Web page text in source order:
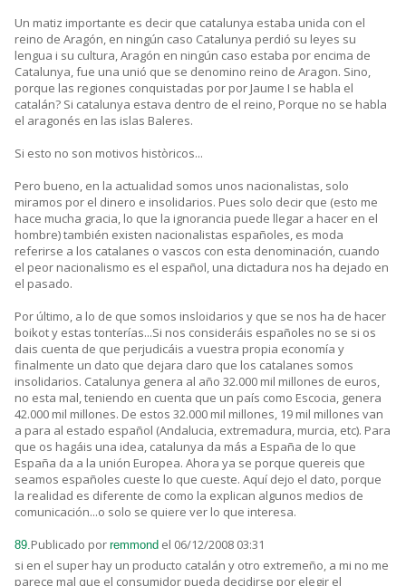
Un matiz importante es decir que catalunya estaba unida con el
reino de Aragón, en ningún caso Catalunya perdió su leyes su
lengua i su cultura, Aragón en ningún caso estaba por encima de
Catalunya, fue una unió que se denomino reino de Aragon. Sino,
porque las regiones conquistadas por por Jaume I se habla el
catalán? Si catalunya estava dentro de el reino, Porque no se habla
el aragonés en las islas Baleres.
Si esto no son motivos històricos...
Pero bueno, en la actualidad somos unos nacionalistas, solo
miramos por el dinero e insolidarios. Pues solo decir que (esto me
hace mucha gracia, lo que la ignorancia puede llegar a hacer en el
hombre) también existen nacionalistas españoles, es moda
referirse a los catalanes o vascos con esta denominación, cuando
el peor nacionalismo es el español, una dictadura nos ha dejado en
el pasado.
Por último, a lo de que somos insloidarios y que se nos ha de hacer
boikot y estas tonterías...Si nos consideráis españoles no se si os
dais cuenta de que perjudicáis a vuestra propia economía y
finalmente un dato que dejara claro que los catalanes somos
insolidarios. Catalunya genera al año 32.000 mil millones de euros,
no esta mal, teniendo en cuenta que un país como Escocia, genera
42.000 mil millones. De estos 32.000 mil millones, 19 mil millones van
a para al estado español (Andalucia, extremadura, murcia, etc). Para
que os hagáis una idea, catalunya da más a España de lo que
España da a la unión Europea. Ahora ya se porque quereis que
seamos españoles cueste lo que cueste. Aquí dejo el dato, porque
la realidad es diferente de como la explican algunos medios de
comunicación...o solo se quiere ver lo que interesa.
89.Publicado por remmond el 06/12/2008 03:31
si en el super hay un producto catalán y otro extremeño, a mi no me
parece mal que el consumidor pueda decidirse por elegir el